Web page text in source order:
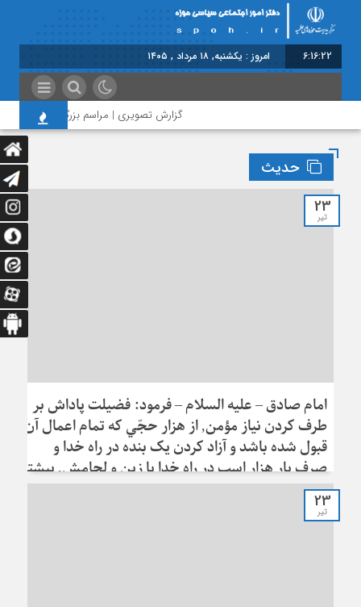
6:16:23 امروز : یکشنبه, ۱۸ مرداد , ۱۴۰۵
گزارش تصویری | مراسم بزرگداشت امام
حدیث
23
تیر
امام صادق – عليه السلام – فرمود: فضيلت پاداش بر
طرف كردن نياز مؤمن, از هزار حجّي که تمام اعمال آن
قبول شده باشد و آزاد کردن يک بنده در راه خدا و
صرف بار هزار اسب در راه خدا با زين و لجامش, بيشتر
است
23
تیر